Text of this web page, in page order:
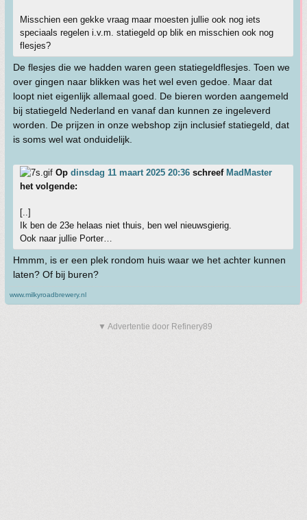
Misschien een gekke vraag maar moesten jullie ook nog iets
speciaals regelen i.v.m. statiegeld op blik en misschien ook nog
flesjes?
De flesjes die we hadden waren geen statiegeldflesjes. Toen we
over gingen naar blikken was het wel even gedoe. Maar dat
loopt niet eigenlijk allemaal goed. De bieren worden aangemeld
bij statiegeld Nederland en vanaf dan kunnen ze ingeleverd
worden. De prijzen in onze webshop zijn inclusief statiegeld, dat
is soms wel wat onduidelijk.
Op dinsdag 11 maart 2025 20:36 schreef MadMaster
het volgende:
[..]
Ik ben de 23e helaas niet thuis, ben wel nieuwsgierig.
Ook naar jullie Porter…
Hmmm, is er een plek rondom huis waar we het achter kunnen
laten? Of bij buren?
www.milkyroadbrewery.nl
▼ Advertentie door Refinery89